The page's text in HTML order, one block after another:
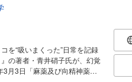
を“吸いまくった”日常を記録
の著者・青井硝子氏が、幻覚
月3日「麻薬及び向精神薬取